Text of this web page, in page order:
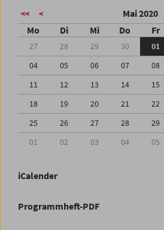
<< < Mai 2020
Mo Di Mi Do Fr
27 28 29 30 01
04
05 06 07 08
11
12 13 14 15
18
19 20 21 22
25
26 27 28 29
01
02 03 04 05
iCalender
Programmheft-PDF